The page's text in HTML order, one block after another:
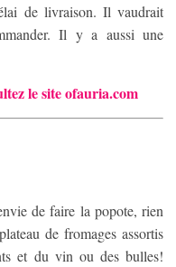
de livraison. Il vaudrait
Il y a aussi une
le site ofauria.com
de faire la popote, rien
de fromages assortis
et du vin ou des bulles!